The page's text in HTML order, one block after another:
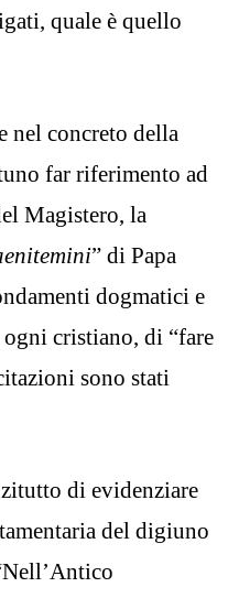
quale è quello
nel concreto della
far riferimento ad
Magistero, la
” di Papa
dogmatici e
cristiano, di “fare
sono stati
di evidenziare
del digiuno